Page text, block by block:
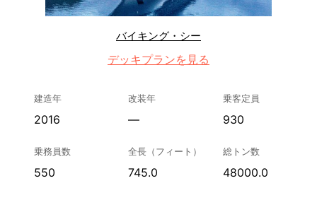
バイキング・シー
デッキプランを見る
建造年
2016
改装年
—
乗客定員
930
乗務員数
550
全長（フィート）
745.0
総トン数
48000.0